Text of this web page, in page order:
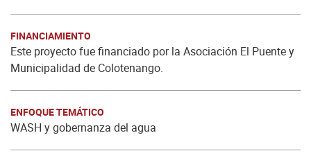
FINANCIAMIENTO
Este proyecto fue financiado por la Asociación El Puente y
Municipalidad de Colotenango.
ENFOQUE TEMÁTICO
WASH y gobernanza del agua